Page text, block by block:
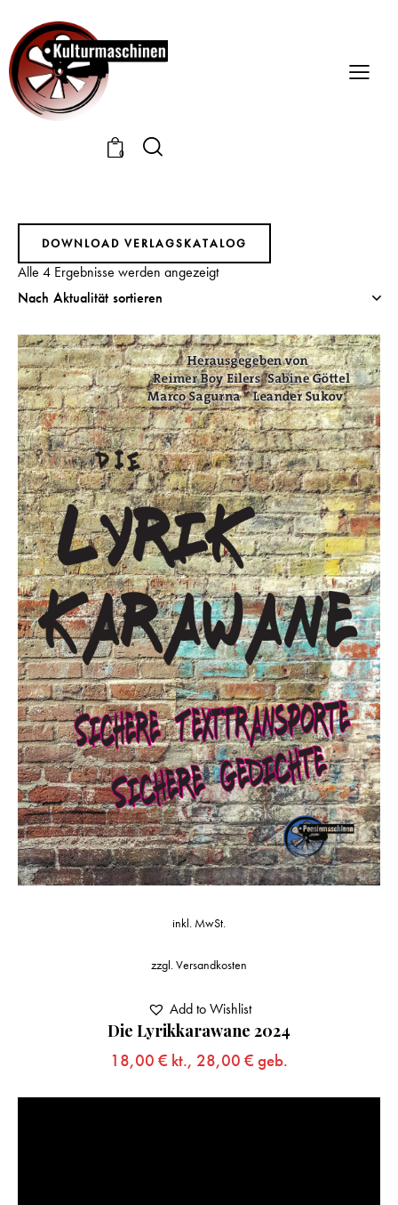
0
DOWNLOAD VERLAGSKATALOG
Alle 4 Ergebnisse werden angezeigt
Die Lyrikkarawane 2024
18,00 € kt., 28,00 € geb.
inkl. MwSt.
zzgl.Versandkosten
Add to Wishlist